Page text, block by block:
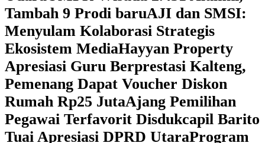
Tambah 9 Prodi baruAJI dan SMSI:
Menyulam Kolaborasi Strategis
Ekosistem MediaHayyan Property
Apresiasi Guru Berprestasi Kalteng,
Pemenang Dapat Voucher Diskon
Rumah Rp25 JutaAjang Pemilihan
Pegawai Terfavorit Disdukcapil Barito
Tuai Apresiasi DPRD UtaraProgram